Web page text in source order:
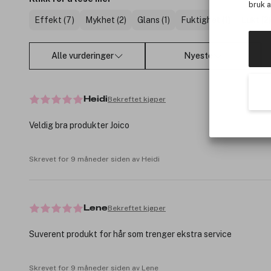
bruk
Effekt (7) Mykhet (2) Glans (1) Fuktighet (1)
Alle vurderinger Nyeste
HeidiBekreftet kjøper
Veldig bra produkter Joico
Skrevet for 9 måneder siden av Heidi
LeneBekreftet kjøper
Suverent produkt for hår som trenger ekstra service
Skrevet for 9 måneder siden av Lene